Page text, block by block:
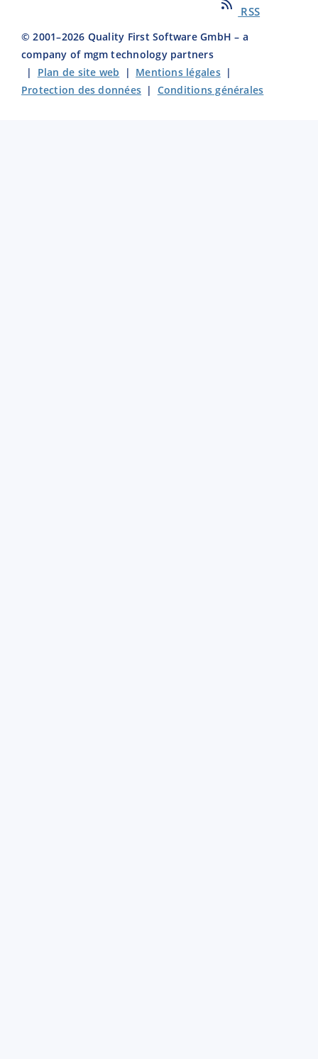
RSS
© 2001–2026 Quality First Software GmbH – a
company of mgm technology partners
| Plan de site web | Mentions légales|
Protection des données | Conditions générales